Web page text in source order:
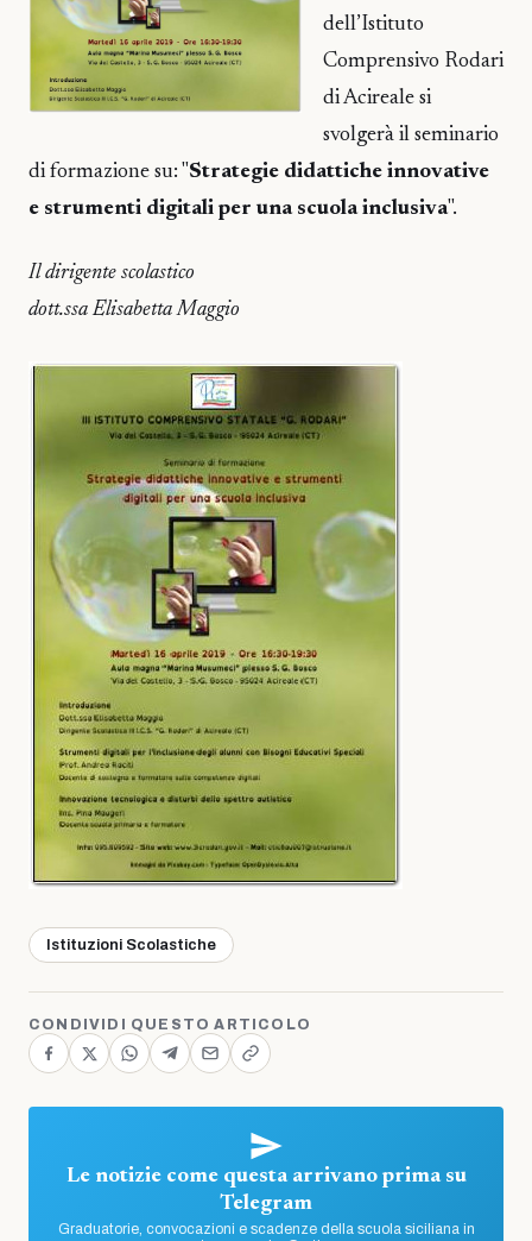
dell’Istituto
Comprensivo Rodari
di Acireale si
svolgerà il seminario
di formazione su: "Strategie didattiche innovative
e strumenti digitali per una scuola inclusiva".
Il dirigente scolastico
dott.ssa Elisabetta Maggio
Istituzioni Scolastiche
CONDIVIDI QUESTO ARTICOLO
Le notizie come questa arrivano prima su
Telegram
Graduatorie, convocazioni e scadenze della scuola siciliana in